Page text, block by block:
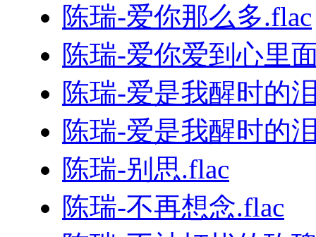
陈瑞-爱你那么多.flac
陈瑞-爱你爱到心里
陈瑞-爱是我醒时的
陈瑞-爱是我醒时的
陈瑞-别思.flac
陈瑞-不再想念.flac